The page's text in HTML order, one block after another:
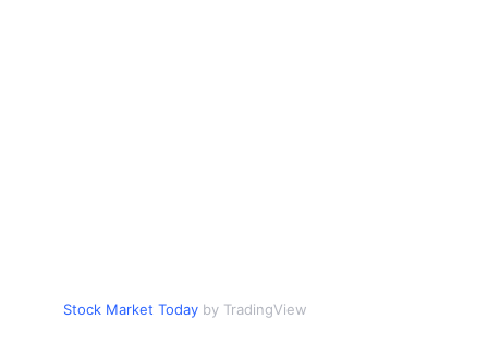
Stock Market Today by TradingView